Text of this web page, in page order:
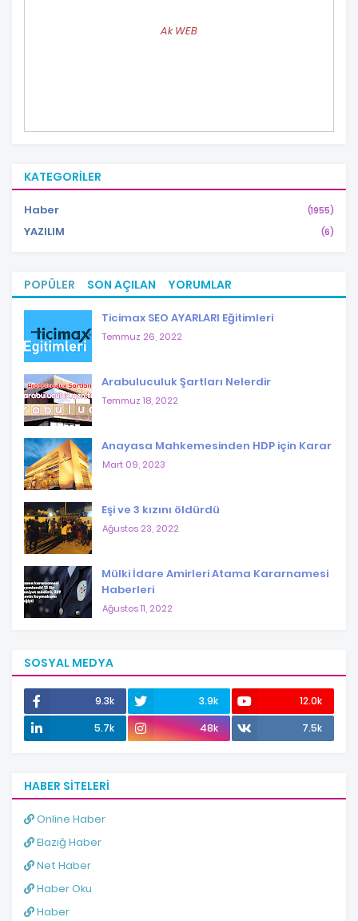
Ak WEB
KATEGORILER
Haber (1955)
YAZILIM (6)
POPÜLER SON AÇILAN YORUMLAR
Ticimax SEO AYARLARI Eğitimleri
Temmuz 26, 2022
Arabuluculuk Şartları Nelerdir
Temmuz 18, 2022
Anayasa Mahkemesinden HDP için Karar
Mart 09, 2023
Eşi ve 3 kızını öldürdü
Ağustos 23, 2022
Mülki İdare Amirleri Atama Kararnamesi
Haberleri
Ağustos 11, 2022
SOSYAL MEDYA
9.3k 3.9k
12.0k
5.7k
48k 7.5k
HABER SITELERI
Online Haber
Elazığ Haber
Net Haber
Haber Oku
Haber